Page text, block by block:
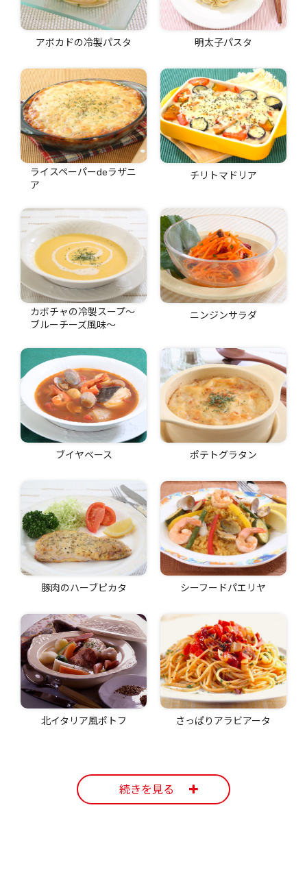
アボカドの冷製パスタ 明太子パスタ
ライスペーパーdeラザニ
ア
チリトマドリア
カボチャの冷製スープ〜
ブルーチーズ風味〜
ニンジンサラダ
ブイヤベース ポテトグラタン
豚肉のハーブピカタ シーフードパエリヤ
北イタリア風ポトフ さっぱりアラビアータ
続きを見る